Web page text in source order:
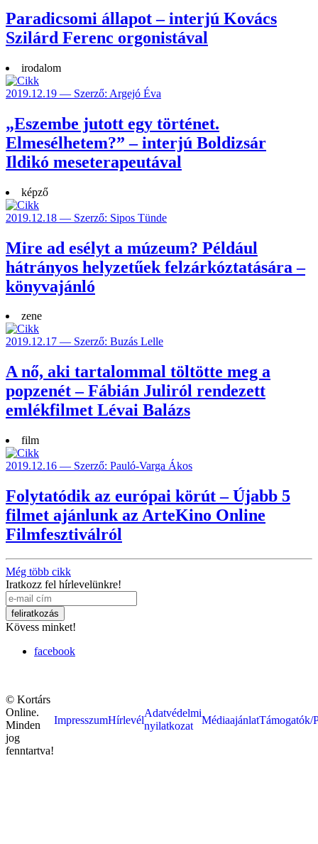
Paradicsomi állapot – interjú Kovács
Szilárd Ferenc orgonistával
irodalom
2019.12.19 — Szerző: Argejó Éva
„Eszembe jutott egy történet.
Elmesélhetem?” – interjú Boldizsár
Ildikó meseterapeutával
képző
2019.12.18 — Szerző: Sipos Tünde
Mire ad esélyt a múzeum? Például
hátrányos helyzetűek felzárkóztatására –
könyvajánló
zene
2019.12.17 — Szerző: Buzás Lelle
A nő, aki tartalommal töltötte meg a
popzenét – Fábián Juliról rendezett
emlékfilmet Lévai Balázs
film
2019.12.16 — Szerző: Pauló-Varga Ákos
Folytatódik az európai körút – Újabb 5
filmet ajánlunk az ArteKino Online
Filmfesztiválról
Még több cikk
Iratkozz fel hírlevelünkre!
Kövess minket!
facebook
© Kortárs
Online.
Minden
jog
fenntartva!
ImpresszumHírlevél
Adatvédelmi
nyilatkozat
MédiaajánlatTámogatók/